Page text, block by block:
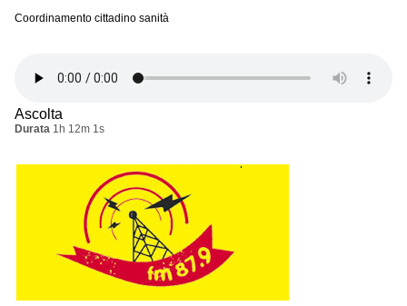
Coordinamento cittadino sanità
Ascolta
Durata 1h 12m 1s